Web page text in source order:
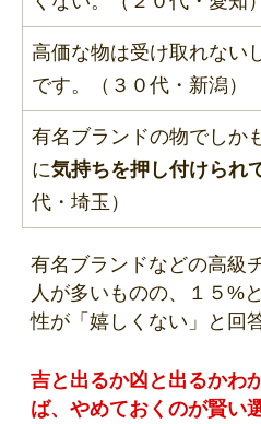
高価な物は受け取れない
です。（３０代・新潟）
有名ブランドの物でしか
に気持ちを押し付けられ
代・埼玉）
有名ブランドなどの高級
人が多いものの、１５%
性が「嬉しくない」と回
吉と出るか凶と出るかわ
ば、やめておくのが賢い